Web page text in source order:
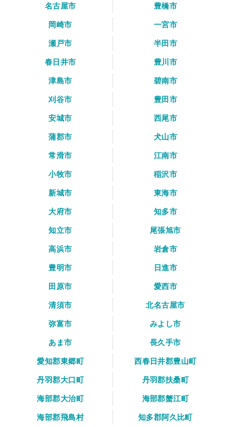
名古屋市
豊橋市
岡崎市
一宮市
瀬戸市
半田市
春日井市
豊川市
津島市
碧南市
刈谷市
豊田市
安城市
西尾市
蒲郡市
犬山市
常滑市
江南市
小牧市
稲沢市
新城市
東海市
大府市
知多市
知立市
尾張旭市
高浜市
岩倉市
豊明市
日進市
田原市
愛西市
清須市
北名古屋市
弥富市
みよし市
あま市
長久手市
愛知郡東郷町
西春日井郡豊山町
丹羽郡大口町
丹羽郡扶桑町
海部郡大治町
海部郡蟹江町
海部郡飛島村
知多郡阿久比町